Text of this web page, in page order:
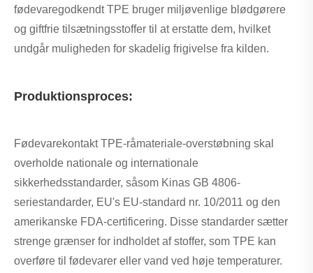
fødevaregodkendt TPE bruger miljøvenlige blødgørere
og giftfrie tilsætningsstoffer til at erstatte dem, hvilket
undgår muligheden for skadelig frigivelse fra kilden.
Produktionsproces:
Fødevarekontakt TPE-råmateriale-overstøbning skal
overholde nationale og internationale
sikkerhedsstandarder, såsom Kinas GB 4806-
seriestandarder, EU's EU-standard nr. 10/2011 og den
amerikanske FDA-certificering. Disse standarder sætter
strenge grænser for indholdet af stoffer, som TPE kan
overføre til fødevarer eller vand ved høje temperaturer.